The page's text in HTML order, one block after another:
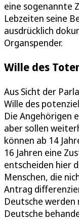
eine sogenannte
Lebzeiten seine
ausdrücklich
Organspender.
Wille des
Aus Sicht der
Wille des
Die Angehörigen
aber sollen
können ab 14
16 Jahren eine
entscheiden hier
Menschen, die
Antrag
Deutsche
Deutsche